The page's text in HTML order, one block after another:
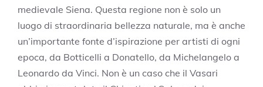
medievale Siena. Questa regione non è solo un
luogo di straordinaria bellezza naturale, ma è anche
un’importante fonte d’ispirazione per artisti di ogni
epoca, da Botticelli a Donatello, da Michelangelo a
Leonardo da Vinci. Non è un caso che il Vasari